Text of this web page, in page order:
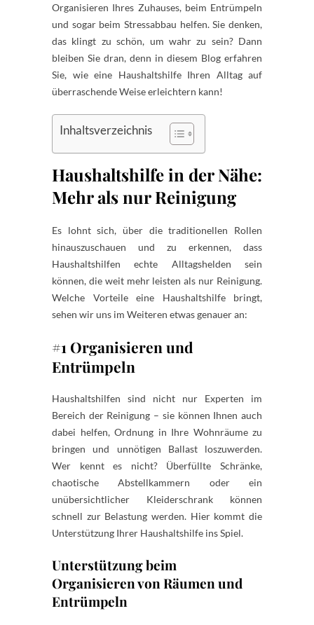
Organisieren Ihres Zuhauses, beim Entrümpeln
und sogar beim Stressabbau helfen. Sie denken,
das klingt zu schön, um wahr zu sein? Dann
bleiben Sie dran, denn in diesem Blog erfahren
Sie, wie eine Haushaltshilfe Ihren Alltag auf
überraschende Weise erleichtern kann!
Inhaltsverzeichnis
Haushaltshilfe in der Nähe:
Mehr als nur Reinigung
Es lohnt sich, über die traditionellen Rollen
hinauszuschauen und zu erkennen, dass
Haushaltshilfen echte Alltagshelden sein
können, die weit mehr leisten als nur Reinigung.
Welche Vorteile eine Haushaltshilfe bringt,
sehen wir uns im Weiteren etwas genauer an:
#1 Organisieren und
Entrümpeln
Haushaltshilfen sind nicht nur Experten im
Bereich der Reinigung – sie können Ihnen auch
dabei helfen, Ordnung in Ihre Wohnräume zu
bringen und unnötigen Ballast loszuwerden.
Wer kennt es nicht? Überfüllte Schränke,
chaotische Abstellkammern oder ein
unübersichtlicher Kleiderschrank können
schnell zur Belastung werden. Hier kommt die
Unterstützung Ihrer Haushaltshilfe ins Spiel.
Unterstützung beim
Organisieren von Räumen und
Entrümpeln